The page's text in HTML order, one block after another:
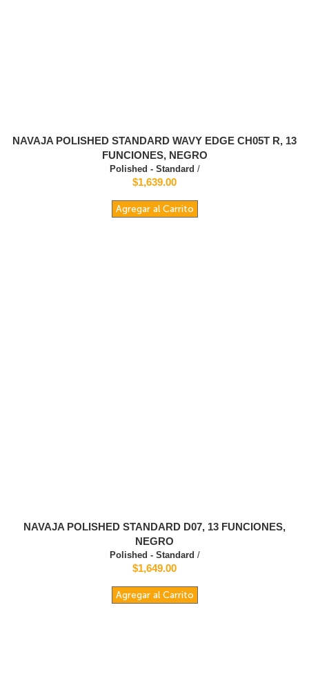
NAVAJA POLISHED STANDARD WAVY EDGE CH05T R, 13
FUNCIONES, NEGRO
Polished - Standard /
$1,639.00
Agregar al Carrito
NAVAJA POLISHED STANDARD D07, 13 FUNCIONES,
NEGRO
Polished - Standard /
$1,649.00
Agregar al Carrito